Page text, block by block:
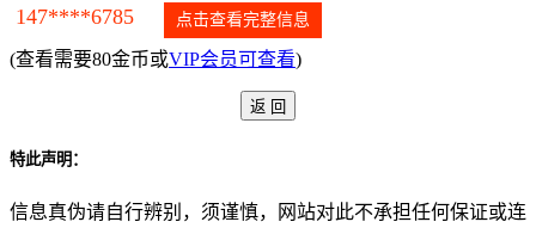
147****6785 点击查看完整信息
(查看需要80金币或VIP会员可查看)
特此声明：
信息真伪请自行辨别，须谨慎，网站对此不承担任何保证或连